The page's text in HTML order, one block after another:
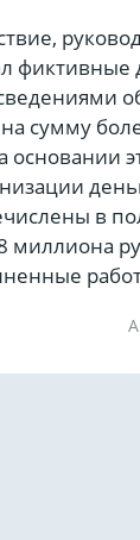
фиктивные
сумму
в
миллиона